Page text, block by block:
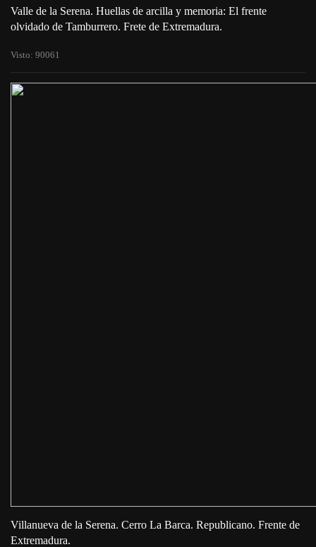
Valle de la Serena. Huellas de arcilla y memoria: El frente
olvidado de Tamburrero. Frete de Extremadura.
Visto: 90061
Villanueva de la Serena. Cerro La Barca. Republicano. Frente de
Extremadura.